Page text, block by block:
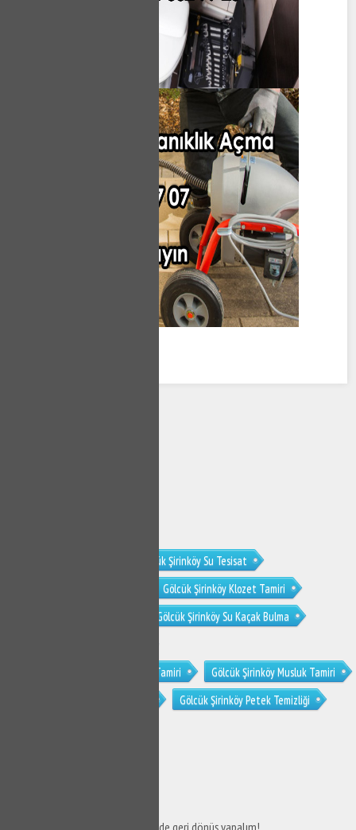
Gölcük Şirinköy Su Tesisat
Gölcük Şirinköy Klozet Tamiri
Gölcük Şirinköy Su Kaçak Bulma
Gölcük Şirinköy Gömme Rezervuar Tamiri
Gölcük Şirinköy Musluk Tamiri
Gölcük Şirinköy Petek Temizliği
Taleplerinizi bize iletin en kısa sürede geri dönüş yapalım!